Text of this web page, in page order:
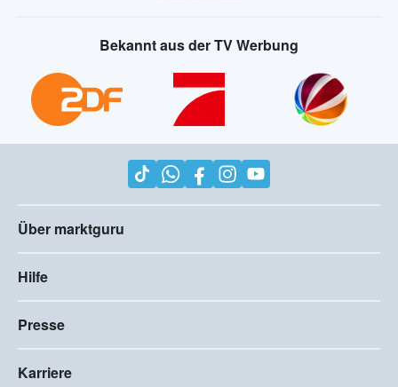
Bekannt aus der TV Werbung
Über marktguru
Hilfe
Presse
Karriere